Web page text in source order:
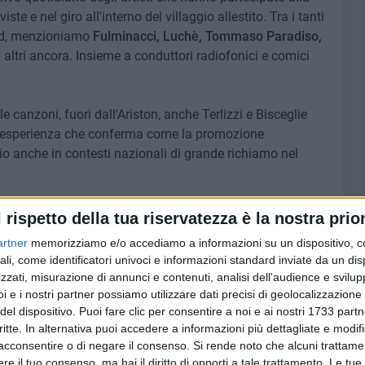
rispetto della tua riservatezza è la nostra
memorizziamo e/o accediamo a informazioni su un dispositivo,
come identificatori univoci e informazioni standard inviate da un
misurazione di annunci e contenuti, analisi dell'audience e
e i nostri partner possiamo utilizzare dati precisi di
dispositivo. Puoi fare clic per consentire a noi e ai nostri 1733
In alternativa puoi accedere a informazioni più dettagliate e
o di negare il consenso. Si rende noto che alcuni
il tuo consenso, ma hai il diritto di opporti a tale trattamento. Le
e nel giro all'interno del villaggio allestito. Tra i tanti
menzioniamo Fulminacci, Luchè, Tommaso Paradiso,
altri ancora. Insieme a conduttori radiofonici e comici
canzoni, fuori dall'Ariston, anche Terlizzi e Bisceglie
che conferma come la promozione
anche in contesti nazionali di grande richiamo nel
9 FOTO